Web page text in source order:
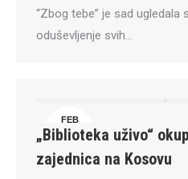
“Zbog tebe” je sad ugledala
oduševljenje svih…
FEB
9
„Biblioteka uživo“
zajednica na Kosovu